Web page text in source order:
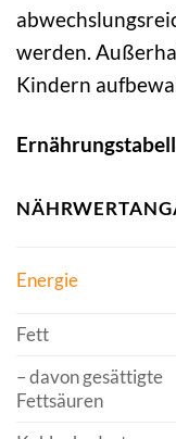
werden.
Kindern
Energie
Fett
– davon gesättigte
Fettsäuren